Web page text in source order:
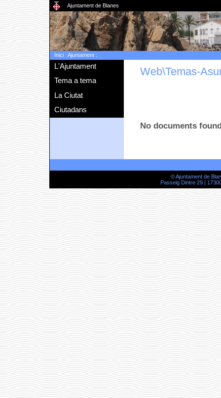
Ajuntament de Blanes
Inici: Ajuntament:
L'Ajuntament
Tema a tema
La Ciutat
Ciutadans
Web\Temas-
No documents
© Ajuntament de
Passeig Dintre 29 |